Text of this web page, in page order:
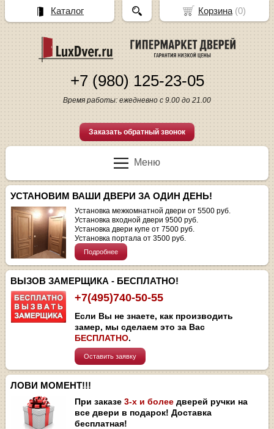
+7 (980) 125-23-05
Время работы: ежедневно с 9.00 до 21.00
Заказать обратный звонок
Меню
УСТАНОВИМ ВАШИ ДВЕРИ ЗА ОДИН ДЕНЬ!
Установка межкомнатной двери от 5500 руб.
Установка входной двери 9500 руб.
Установка двери купе от 7500 руб.
Установка портала от 3500 руб.
Подробнее
ВЫЗОВ ЗАМЕРЩИКА - БЕСПЛАТНО!
+7(495)740-50-55
Если Вы не знаете, как производить
замер, мы сделаем это за Вас
БЕСПЛАТНО.
Оставить заявку
ЛОВИ МОМЕНТ!!!
При заказе3-х и более дверей ручки на
все двери в подарок! Доставка
бесплатная!
Корзина(0)
Каталог